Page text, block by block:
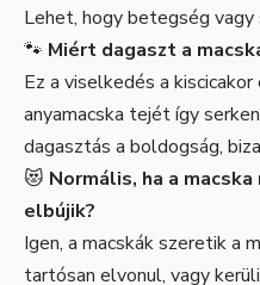
Lehet, hogy betegség
🐾 Miért dagaszt a
Ez a viselkedés a
anyamacska tejét így
dagasztás a boldogság,
😻 Normális, ha a
elbújik?
Igen, a macskák szeretik a
tartósan elvonul, vagy